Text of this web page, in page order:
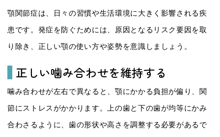
顎関節症は、日々の習慣や生活環境に大きく影響される疾
患です。発症を防ぐためには、原因となるリスク要因を取
り除き、正しい顎の使い方や姿勢を意識しましょう。
正しい噛み合わせを維持する
噛み合わせが左右で異なると、顎にかかる負担が偏り、関
節にストレスがかかります。上の歯と下の歯が均等にかみ
合わさるように、歯の形状や高さを調整する必要があるで